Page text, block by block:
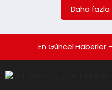
Daha fazla
En Güncel